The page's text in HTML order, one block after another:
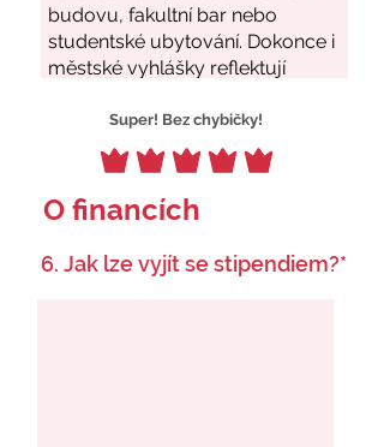
Super! Bez chybičky!
O financích
6. Jak lze vyjít se stipendiem?*